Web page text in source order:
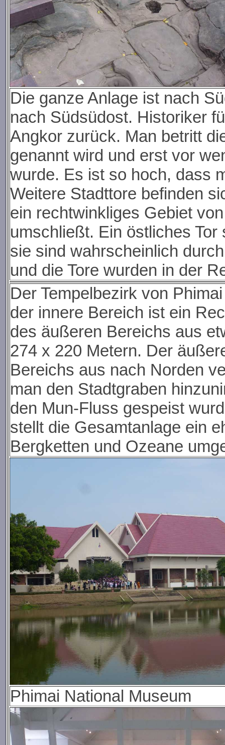
Die ganze Anlage ist nach
nach Südsüdost. Historiker
Angkor zurück. Man betritt
genannt wird und erst vor
wurde. Es ist so hoch, dass
Weitere Stadttore befinden
ein rechtwinkliges Gebiet
umschließt. Ein östliches
sie sind wahrscheinlich
und die Tore wurden in der
Der Tempelbezirk von
der innere Bereich ist ein
des äußeren Bereichs aus
274 x 220 Metern. Der
Bereichs aus nach Norden
man den Stadtgraben
den Mun-Fluss gespeist
stellt die Gesamtanlage ein
Bergketten und Ozeane
Phimai National Museum